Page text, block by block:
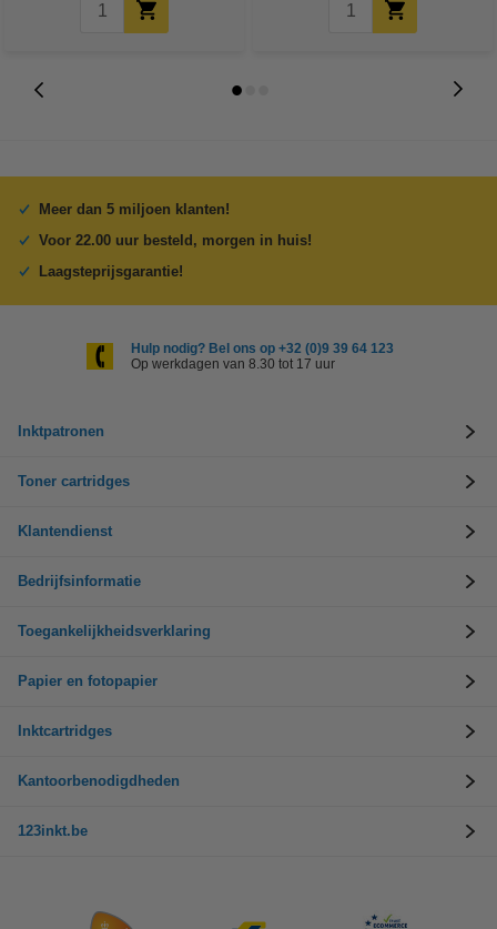
Meer dan 5 miljoen klanten!
Voor 22.00 uur besteld, morgen in huis!
Laagsteprijsgarantie!
Hulp nodig? Bel ons op +32 (0)9 39 64 123
Op werkdagen van 8.30 tot 17 uur
Inktpatronen
Toner cartridges
Klantendienst
Bedrijfsinformatie
Toegankelijkheidsverklaring
Papier en fotopapier
Inktcartridges
Kantoorbenodigdheden
123inkt.be